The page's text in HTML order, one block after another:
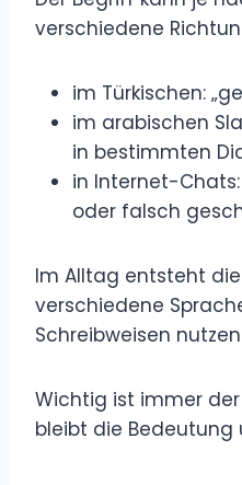
verschiedene
im Türkischen:
im arabischen
in bestimmten
in Internet-
oder falsch
Im Alltag entsteht
verschiedene
Schreibweisen
Wichtig ist immer
bleibt die Bedeutung